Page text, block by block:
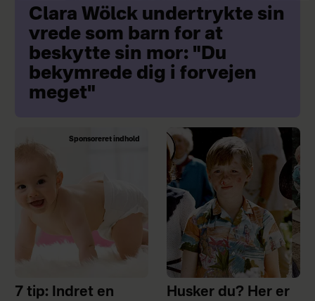
Clara Wölck undertrykte sin
vrede som barn for at
beskytte sin mor: "Du
bekymrede dig i forvejen
meget"
Sponsoreret indhold
7 tip: Indret en
Husker du? Her er